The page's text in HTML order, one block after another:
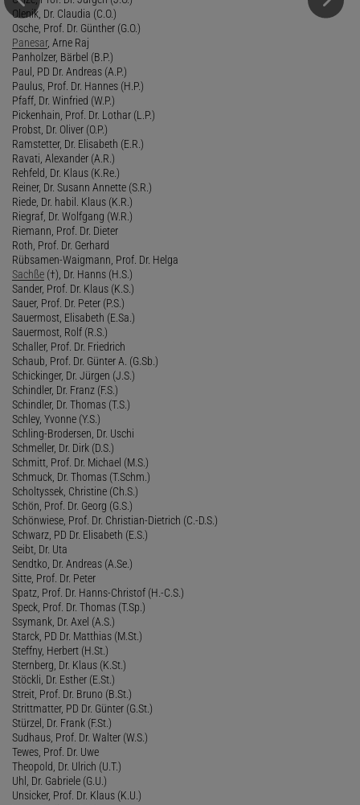
Olenik, Dr. Claudia (C.O.)
Osche, Prof. Dr. Günther (G.O.)
Panesar, Arne Raj
Panholzer, Bärbel (B.P.)
Paul, PD Dr. Andreas (A.P.)
Paulus, Prof. Dr. Hannes (H.P.)
Pfaff, Dr. Winfried (W.P.)
Pickenhain, Prof. Dr. Lothar (L.P.)
Probst, Dr. Oliver (O.P.)
Ramstetter, Dr. Elisabeth (E.R.)
Ravati, Alexander (A.R.)
Rehfeld, Dr. Klaus (K.Re.)
Reiner, Dr. Susann Annette (S.R.)
Riede, Dr. habil. Klaus (K.R.)
Riegraf, Dr. Wolfgang (W.R.)
Riemann, Prof. Dr. Dieter
Roth, Prof. Dr. Gerhard
Rübsamen-Waigmann, Prof. Dr. Helga
Sachße (†), Dr. Hanns (H.S.)
Sander, Prof. Dr. Klaus (K.S.)
Sauer, Prof. Dr. Peter (P.S.)
Sauermost, Elisabeth (E.Sa.)
Sauermost, Rolf (R.S.)
Schaller, Prof. Dr. Friedrich
Schaub, Prof. Dr. Günter A. (G.Sb.)
Schickinger, Dr. Jürgen (J.S.)
Schindler, Dr. Franz (F.S.)
Schindler, Dr. Thomas (T.S.)
Schley, Yvonne (Y.S.)
Schling-Brodersen, Dr. Uschi
Schmeller, Dr. Dirk (D.S.)
Schmitt, Prof. Dr. Michael (M.S.)
Schmuck, Dr. Thomas (T.Schm.)
Scholtyssek, Christine (Ch.S.)
Schön, Prof. Dr. Georg (G.S.)
Schönwiese, Prof. Dr. Christian-Dietrich (C.-D.S.)
Schwarz, PD Dr. Elisabeth (E.S.)
Seibt, Dr. Uta
Sendtko, Dr. Andreas (A.Se.)
Sitte, Prof. Dr. Peter
Spatz, Prof. Dr. Hanns-Christof (H.-C.S.)
Speck, Prof. Dr. Thomas (T.Sp.)
Ssymank, Dr. Axel (A.S.)
Starck, PD Dr. Matthias (M.St.)
Steffny, Herbert (H.St.)
Sternberg, Dr. Klaus (K.St.)
Stöckli, Dr. Esther (E.St.)
Streit, Prof. Dr. Bruno (B.St.)
Strittmatter, PD Dr. Günter (G.St.)
Stürzel, Dr. Frank (F.St.)
Sudhaus, Prof. Dr. Walter (W.S.)
Tewes, Prof. Dr. Uwe
Theopold, Dr. Ulrich (U.T.)
Uhl, Dr. Gabriele (G.U.)
Unsicker, Prof. Dr. Klaus (K.U.)